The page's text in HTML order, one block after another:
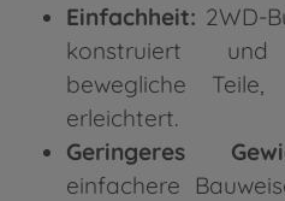
Einfachheit: 2WD-
konstruiert
bewegliche
erleichtert.
Geringeres
einfachere